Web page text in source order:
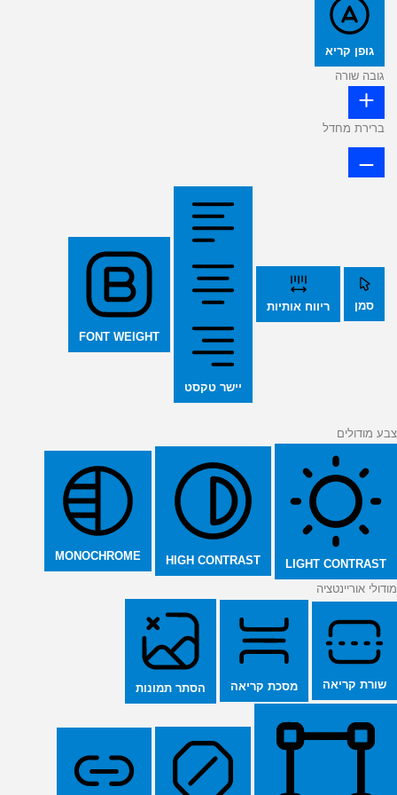
גופן קריא
גובה שורה
ברירת מחדל
סמן ריווח אותיות
יישר טקסט
FONT WEIGHT
צבע מודולים
LIGHT CONTRAST
HIGH CONTRAST
MONOCHROME
מודולי אוריינטציה
שורת קריאה מסכת קריאה הסתר תמונות